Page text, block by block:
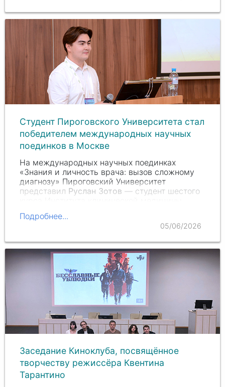
Студент Пироговского Университета стал
победителем международных научных
поединков в Москве
На международных научных поединках
«Знания и личность врача: вызов сложному
диагнозу» Пироговский Университет
представил Руслан Зотов — студент шестого
число победителей…
Подробнее...
05/06/2026
Заседание Киноклуба, посвящённое
творчеству режиссёра Квентина
Тарантино